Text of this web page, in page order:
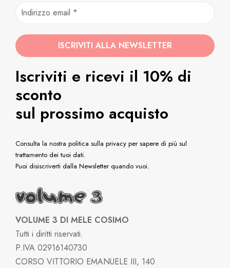
Iscriviti e ricevi il 10% di
sconto
sul prossimo acquisto
Consulta la nostra politica sulla privacy per sapere di più sul
trattamento dei tuoi dati.
Puoi disiscriverti dalla Newsletter quando vuoi.
VOLUME 3 DI MELE COSIMO
Tutti i diritti riservati.
P.IVA 02916140730
CORSO VITTORIO EMANUELE III, 140